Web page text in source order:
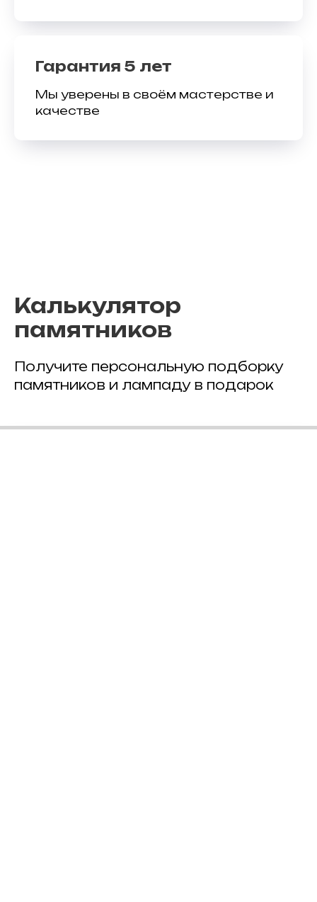
Гарантия 5 лет
Мы уверены в своём мастерстве и
качестве
Калькулятор
памятников
Получите персональную подборку
памятников и лампаду в подарок